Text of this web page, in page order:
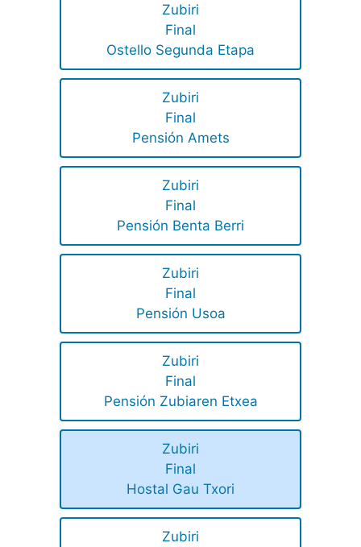
Zubiri
Final
Ostello Segunda Etapa
Zubiri
Final
Pensión Amets
Zubiri
Final
Pensión Benta Berri
Zubiri
Final
Pensión Usoa
Zubiri
Final
Pensión Zubiaren Etxea
Zubiri
Final
Hostal Gau Txori
Zubiri